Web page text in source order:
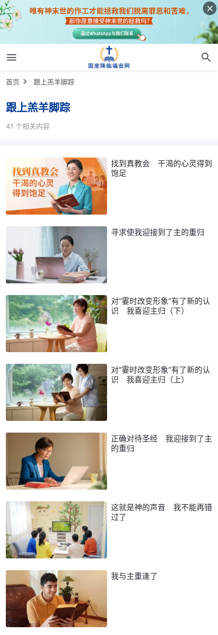
首页 跟上羔羊脚踪
跟上羔羊脚踪
41 个相关内容
找到真教会 干渴的心灵得到
饱足
寻求使我迎接到了主的重归
对“霎时改变形象”有了新的认
识 我喜迎主归（下）
对“霎时改变形象”有了新的认
识 我喜迎主归（上）
正确对待圣经 我迎接到了主
的重归
这就是神的声音 我不能再错
过了
我与主重逢了